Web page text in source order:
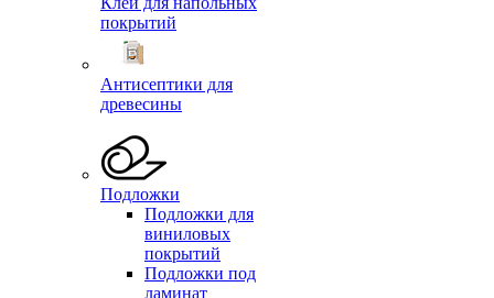
покрытий
Антисептики для
древесины
Подложки
Подложки для
виниловых
покрытий
Подложки под
ламинат